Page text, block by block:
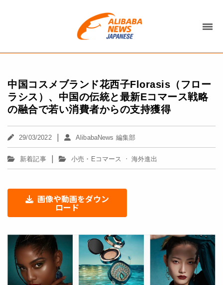
中国コスメブランド花西子Florasis（フロー
ラシス）、中国の伝統と最新Eコマース戦略
の融合で若い消費者からの支持獲得
29/03/2022 | AlibabaNews 編集部
新着記事 | 小売・Eコマース · 海外進出
画像や動画をダウン
ロード